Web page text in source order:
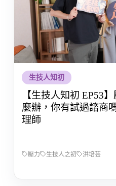
生技人知初
【生技人知初 EP53
麼辦，你有試過諮商
理師
壓力 生技人之初 洪培芸